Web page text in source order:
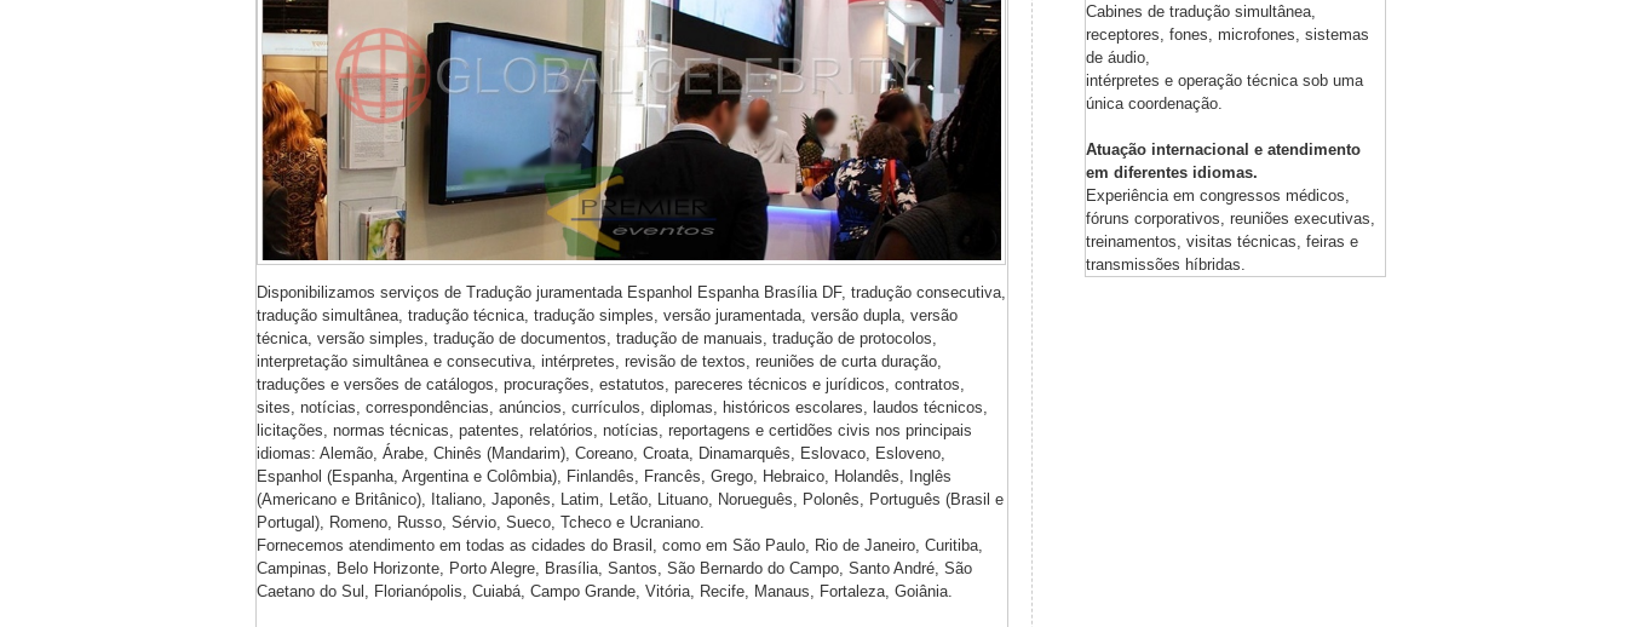
Disponibilizamos serviços de Tradução juramentada Espanhol Espanha Brasília DF, tradução consecutiva,
tradução simultânea, tradução técnica, tradução simples, versão juramentada, versão dupla, versão
técnica, versão simples, tradução de documentos, tradução de manuais, tradução de protocolos,
interpretação simultânea e consecutiva, intérpretes, revisão de textos, reuniões de curta duração,
traduções e versões de catálogos, procurações, estatutos, pareceres técnicos e jurídicos, contratos,
sites, notícias, correspondências, anúncios, currículos, diplomas, históricos escolares, laudos técnicos,
licitações, normas técnicas, patentes, relatórios, notícias, reportagens e certidões civis nos principais
idiomas: Alemão, Árabe, Chinês (Mandarim), Coreano, Croata, Dinamarquês, Eslovaco, Esloveno,
Espanhol (Espanha, Argentina e Colômbia), Finlandês, Francês, Grego, Hebraico, Holandês, Inglês
(Americano e Britânico), Italiano, Japonês, Latim, Letão, Lituano, Norueguês, Polonês, Português (Brasil e
Portugal), Romeno, Russo, Sérvio, Sueco, Tcheco e Ucraniano.
Fornecemos atendimento em todas as cidades do Brasil, como em São Paulo, Rio de Janeiro, Curitiba,
Campinas, Belo Horizonte, Porto Alegre, Brasília, Santos, São Bernardo do Campo, Santo André, São
Caetano do Sul, Florianópolis, Cuiabá, Campo Grande, Vitória, Recife, Manaus, Fortaleza, Goiânia.
Cabines de tradução simultânea,
receptores, fones, microfones, sistemas
de áudio,
intérpretes e operação técnica sob uma
única coordenação.
Atuação internacional e atendimento
em diferentes idiomas.
Experiência em congressos médicos,
fóruns corporativos, reuniões executivas,
treinamentos, visitas técnicas, feiras e
transmissões híbridas.